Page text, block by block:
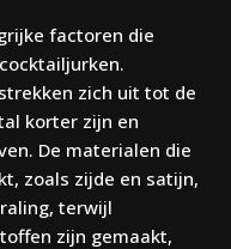
factoren die
zich uit tot de
korter zijn en
De materialen die
zoals zijde en satijn,
terwijl
zijn gemaakt,